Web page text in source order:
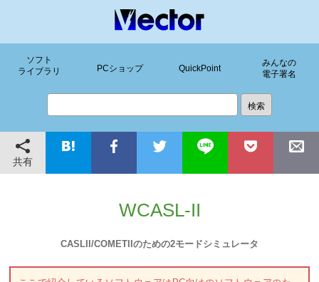
ソフト
ライブラリ
PCショップ QuickPoint
みんなの
電子署名
共有
WCASL-II
CASLII/COMETIIのための2モードシミュレータ